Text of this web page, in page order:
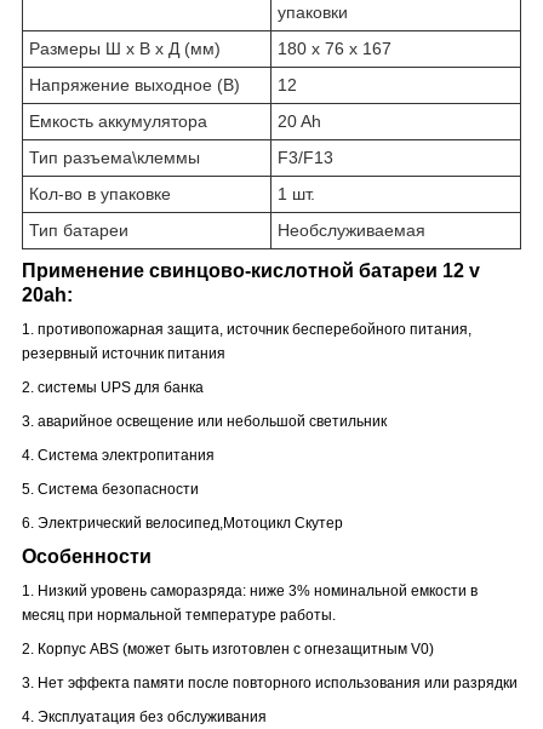
упаковки
Размеры Ш х В х Д (мм)
180 x 76 x 167
Напряжение выходное (В)
12
Емкость аккумулятора
20 Ah
Тип разъема\клеммы
F3/F13
Кол-во в упаковке
1 шт.
Тип батареи
Необслуживаемая
Применение свинцово-кислотной батареи 12 v
20ah:
1. противопожарная защита, источник бесперебойного питания,
резервный источник питания
2. системы UPS для банка
3. аварийное освещение или небольшой светильник
4. Система электропитания
5. Система безопасности
6. Электрический велосипед, Мотоцикл Скутер
Особенности
1. Низкий уровень саморазряда: ниже 3% номинальной емкости в
месяц при нормальной температуре работы.
2. Корпус ABS (может быть изготовлен с огнезащитным V0)
3. Нет эффекта памяти после повторного использования или разрядки
4. Эксплуатация без обслуживания